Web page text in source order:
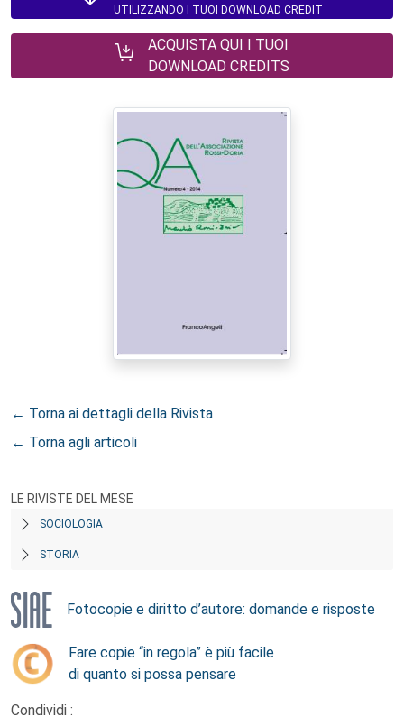
UTILIZZANDO I TUOI DOWNLOAD CREDIT
ACQUISTA QUI I TUOI
DOWNLOAD CREDITS
← Torna ai dettagli della Rivista
← Torna agli articoli
LE RIVISTE DEL MESE
SOCIOLOGIA
STORIA
Fotocopie e diritto d’autore: domande e risposte
Fare copie “in regola” è più facile
di quanto si possa pensare
Condividi :